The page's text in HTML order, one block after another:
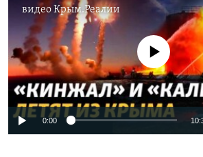
видеоКрым.Реалии
No media source
0:00